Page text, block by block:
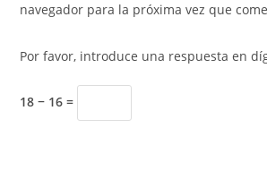
navegador para la próxima vez que
Por favor, introduce una respuesta en
18 − 16 =